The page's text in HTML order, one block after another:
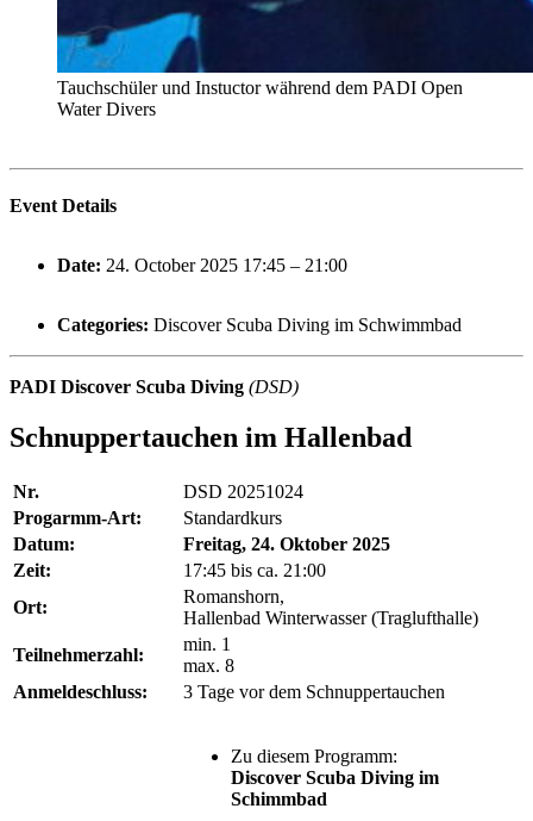
Tauchschüler und Instuctor während dem PADI Open
Water Divers
Event Details
Date: 24. October 2025 17:45 – 21:00
Categories: Discover Scuba Diving im Schwimmbad
PADI Discover Scuba Diving (DSD)
Schnuppertauchen im Hallenbad
Nr.
DSD 20251024
Progarmm-Art:
Standardkurs
Datum:
Freitag, 24. Oktober 2025
Zeit:
17:45 bis ca. 21:00
Ort:
Romanshorn,
Hallenbad Winterwasser(Traglufthalle)
Teilnehmerzahl:
min. 1
max. 8
Anmeldeschluss:
3 Tage vor dem Schnuppertauchen
Zu diesem Programm:
Discover Scuba Diving im
Schimmbad